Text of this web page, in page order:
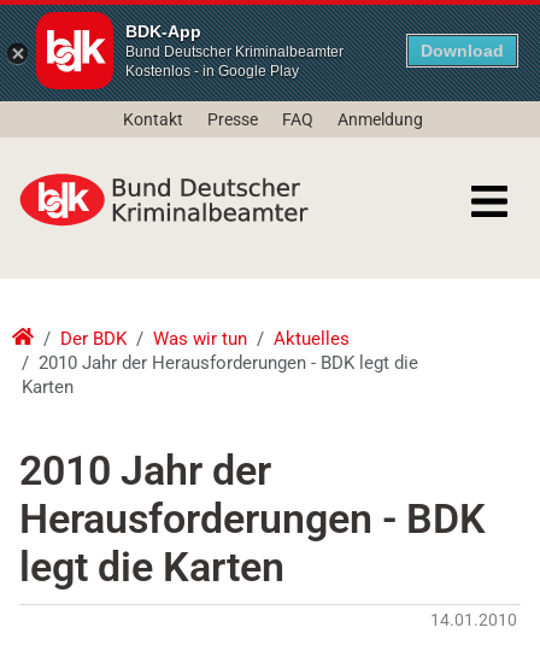
BDK-App
Bund Deutscher Kriminalbeamter
Kostenlos - in Google Play
Download
Kontakt Presse FAQ Anmeldung
Der BDK Was wir tun
Aktuelles
2010 Jahr der Herausforderungen - BDK legt die
Karten
2010 Jahr der
Herausforderungen - BDK
legt die Karten
14.01.2010